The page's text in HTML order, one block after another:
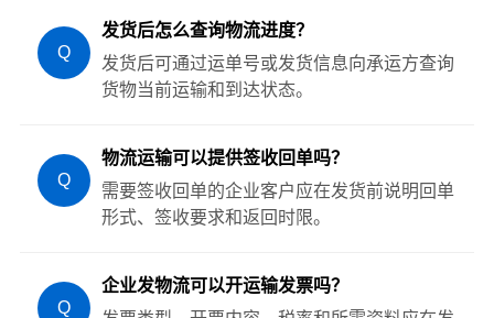
Q
发货后怎么查询物流进度？
发货后可通过运单号或发货信息向承运方查询
货物当前运输和到达状态。
Q
物流运输可以提供签收回单吗？
需要签收回单的企业客户应在发货前说明回单
形式、签收要求和返回时限。
Q
企业发物流可以开运输发票吗？